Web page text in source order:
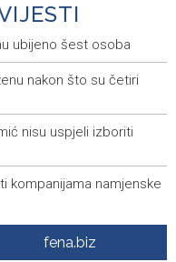
ubijeno šest osoba
nakon što su četiri
nisu uspjeli izboriti
kompanijama namjenske
u Sarajevu Fowler
fena.biz